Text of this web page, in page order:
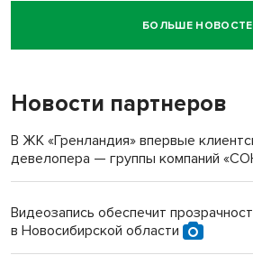
Новосибирский суд наказал
пенсионерки на вокзале
«Мы живём на пастбище!»: в
терроризируют жителей
Новосибирский преподаватель с
БОЛЬШЕ
Новости партнеров
В ЖК «Гренландия» впервые
девелопера — группы компаний
Видеозапись обеспечит
в Новосибирской области